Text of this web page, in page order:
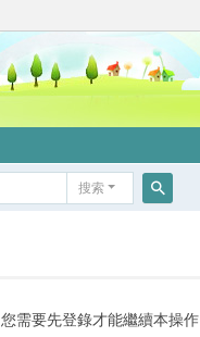
搜索
您需要先登錄才能繼續本操作